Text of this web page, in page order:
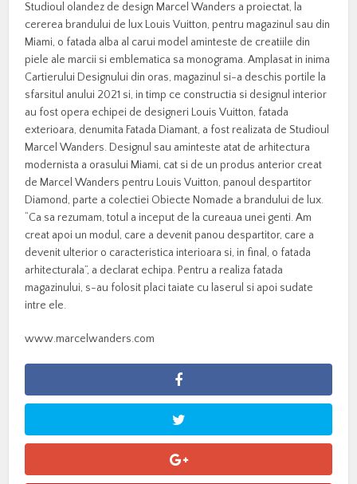
Studioul olandez de design Marcel Wanders a proiectat, la
cererea brandului de lux Louis Vuitton, pentru magazinul sau din
Miami, o fatada alba al carui model aminteste de creatiile din
piele ale marcii si emblematica sa monograma. Amplasat in inima
Cartierului Designului din oras, magazinul si-a deschis portile la
sfarsitul anului 2021 si, in timp ce constructia si designul interior
au fost opera echipei de designeri Louis Vuitton, fatada
exterioara, denumita Fatada Diamant, a fost realizata de Studioul
Marcel Wanders. Designul sau aminteste atat de arhitectura
modernista a orasului Miami, cat si de un produs anterior creat
de Marcel Wanders pentru Louis Vuitton, panoul despartitor
Diamond, parte a colectiei Obiecte Nomade a brandului de lux.
“Ca sa rezumam, totul a inceput de la cureaua unei genti. Am
creat apoi un modul, care a devenit panou despartitor, care a
devenit ulterior o caracteristica interioara si, in final, o fatada
arhitecturala”, a declarat echipa. Pentru a realiza fatada
magazinului, s-au folosit placi taiate cu laserul si apoi sudate
intre ele.
www.marcelwanders.com